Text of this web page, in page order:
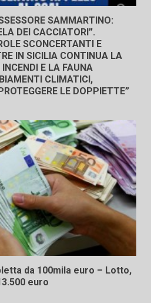
SAMMARTINO:
DEI CACCIATORI”.
SCONCERTANTI E
IN SICILIA CONTINUA LA
E LA FAUNA
CLIMATICI,
LE DOPPIETTE”
da 100mila euro – Lotto,
euro